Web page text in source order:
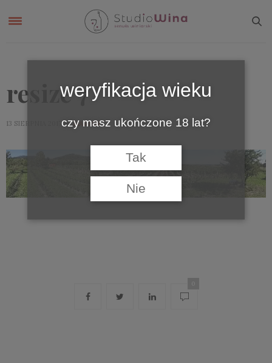
resize 7
13 SIERPNIA 2017 by MARIAN
weryfikacja wieku
czy masz ukończone 18 lat?
Tak
Nie